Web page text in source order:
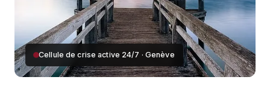
Cellule de crise active 24/7 · Genève